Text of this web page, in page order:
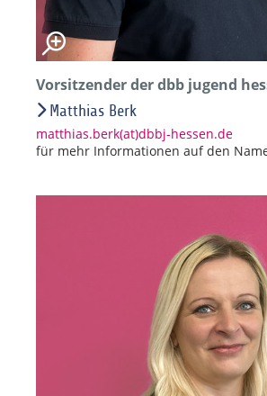
Vorsitzender der dbb jugend
Matthias Berk
matthias.berk(at)dbbj-hessen.de
für mehr Informationen auf den